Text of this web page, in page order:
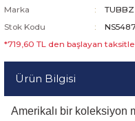
Marka
TUBBZ
Stok Kodu
*719,60 TL den başlayan
Ürün Bilgisi
Amerikalı bir koleksiyon